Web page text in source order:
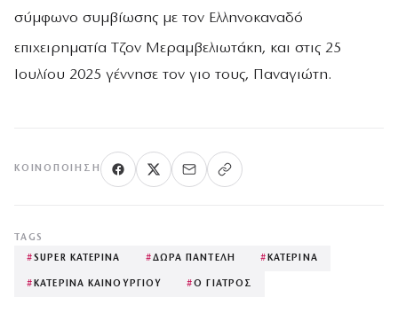
σύμφωνο συμβίωσης με τον Ελληνοκαναδό
επιχειρηματία Τζον Μεραμβελιωτάκη, και στις 25
Ιουλίου 2025 γέννησε τον γιο τους, Παναγιώτη.
ΚΟΙΝΟΠΟΊΗΣΗ
TAGS
#SUPER ΚΑΤΕΡΙΝΑ #ΔΩΡΑ ΠΑΝΤΕΛΗ # ΚΑΤΕΡΙΝΑ
# ΚΑΤΕΡΙΝΑ ΚΑΙΝΟΥΡΓΙΟΥ #Ο ΓΙΑΤΡΟΣ